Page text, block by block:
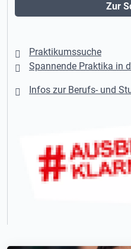
Zur
Praktikumssuche
Spannende Praktika in
Infos zur Berufs- und